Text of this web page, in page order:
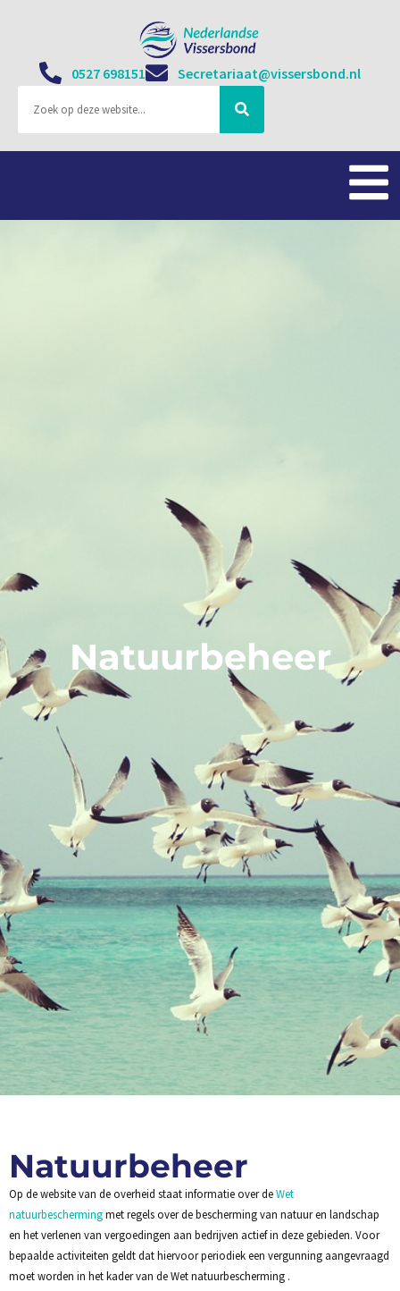
0527 698151 Secretariaat@vissersbond.nl
Natuurbeheer
Natuurbeheer
Op de website van de overheid staat informatie over deWet
natuurbeschermingmet regels over de bescherming van natuur en landschap
en het verlenen van vergoedingen aan bedrijven actief in deze gebieden. Voor
bepaalde activiteiten geldt dat hiervoor periodiek een vergunning aangevraagd
moet worden in het kader van de Wet natuurbescherming .